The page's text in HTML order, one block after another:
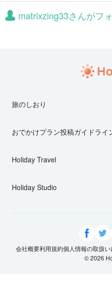
matrixzing33さんがフ
旅のしおり
おでかけプラン投稿ガイドライ
Holiday Travel
Holiday Studio
会社概要利用規約個人情報の取扱い
© 2026